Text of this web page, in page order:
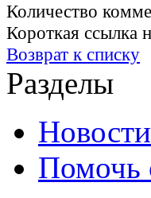
Количество
Короткая ссылка
Возврат к списку
Разделы
Новости
Помочь